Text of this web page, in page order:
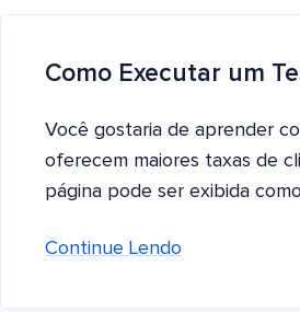
Como Executar um
Você gostaria de aprender
oferecem maiores taxas de
página pode ser exibida
Continue Lendo